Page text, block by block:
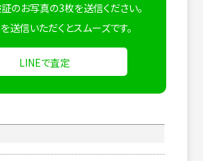
のお写真の3枚を送信ください。
送信いただくとスムーズです。
LINEで査定